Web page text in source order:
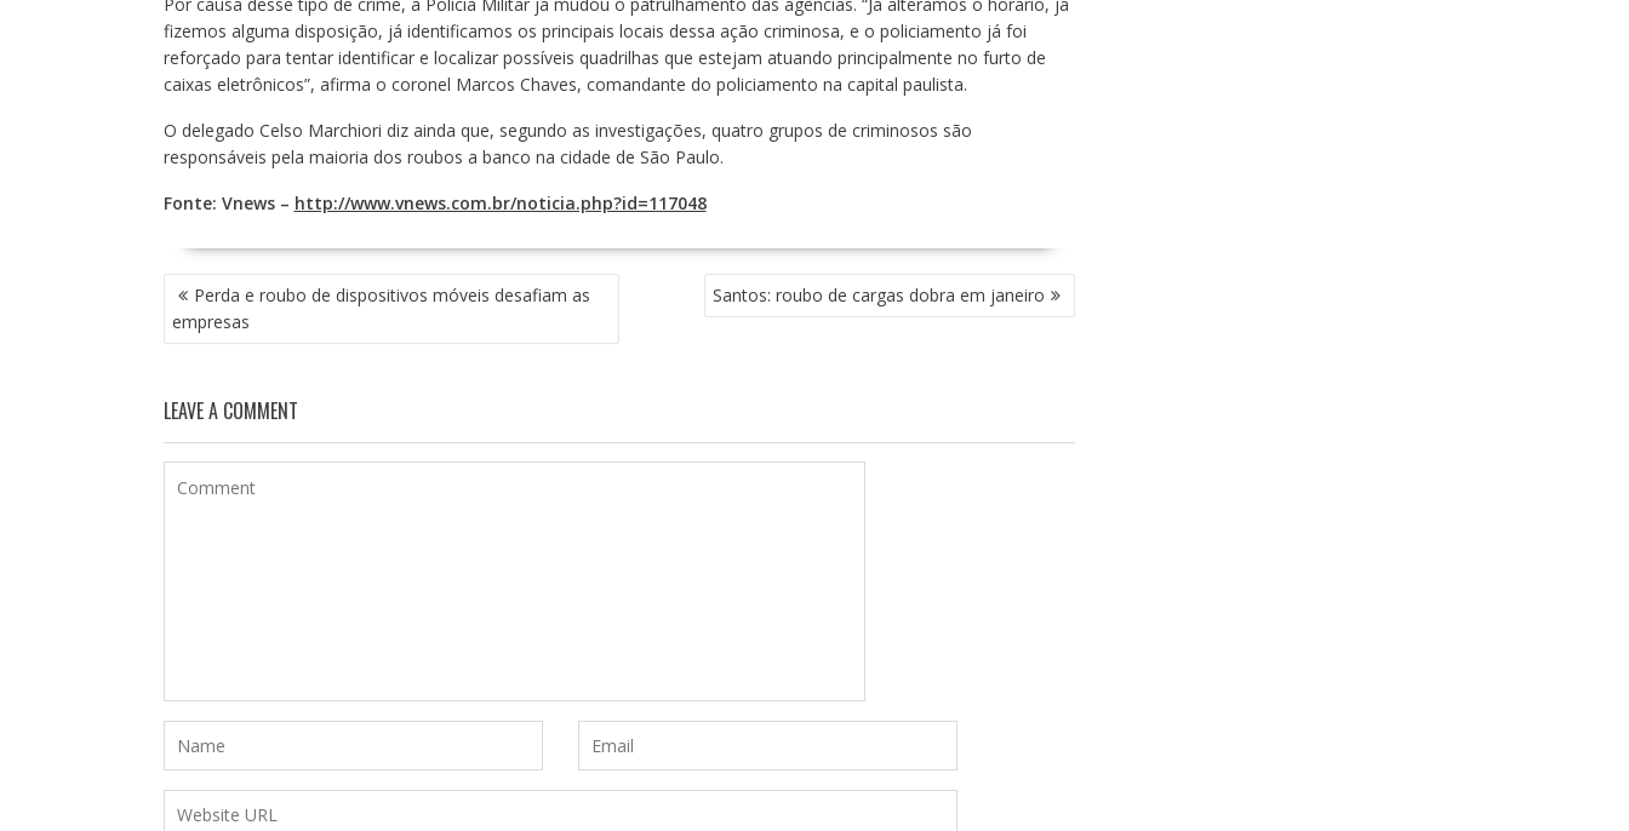
fizemos alguma disposição, já identificamos os principais locais dessa ação criminosa, e o policiamento já foi
reforçado para tentar identificar e localizar possíveis quadrilhas que estejam atuando principalmente no furto de
caixas eletrônicos”, afirma o coronel Marcos Chaves, comandante do policiamento na capital paulista.
O delegado Celso Marchiori diz ainda que, segundo as investigações, quatro grupos de criminosos são
responsáveis pela maioria dos roubos a banco na cidade de São Paulo.
Fonte: Vnews – http://www.vnews.com.br/noticia.php?id=117048
NAVEGAÇÃO
DE
POST
Perda e roubo de dispositivos móveis desafiam as
empresas
Santos: roubo de cargas dobra em janeiro
LEAVE A COMMENT